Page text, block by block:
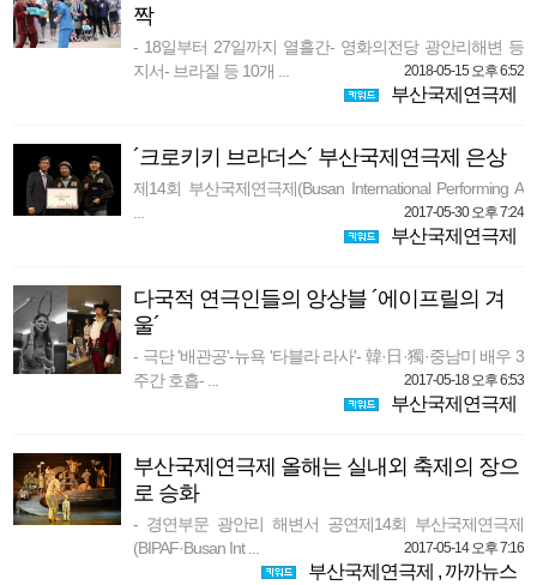
짝
- 18일부터 27일까지 열흘간- 영화의전당 광안리해변 등
지서- 브라질 등 10개 ...
2018-05-15 오후 6:52
부산국제연극제
´크로키키 브라더스´ 부산국제연극제 은상
제14회 부산국제연극제(Busan International Performing A
2017-05-30 오후 7:24
부산국제연극제
다국적 연극인들의 앙상블 ´에이프릴의 겨
울´
- 극단 '배관공'-뉴욕 '타블라 라사'- 韓·日·獨·중남미 배우 3
주간 호흡- ...
2017-05-18 오후 6:53
부산국제연극제
부산국제연극제 올해는 실내외 축제의 장으
로 승화
- 경연부문 광안리 해변서 공연제14회 부산국제연극제
(BIPAF·Busan Int ...
2017-05-14 오후 7:16
부산국제연극제 , 까까뉴스